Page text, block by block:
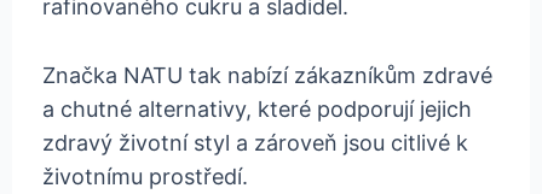
rafinovaného cukru a sladidel.
Značka NATU tak nabízí zákazníkům zdravé
a chutné alternativy, které podporují jejich
zdravý životní styl a zároveň jsou citlivé k
životnímu prostředí.